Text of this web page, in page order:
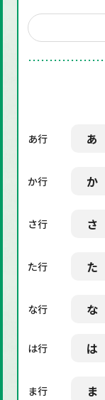
「システム」
「店舗備品」
「環境」に関
「業界用語」
あ行 あ
か行 か
さ行 さ
た行 た
な行 な
は行 は
ま行 ま